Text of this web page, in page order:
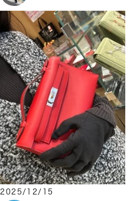
2025/12/15